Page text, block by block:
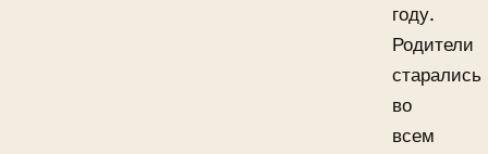
году.
Родители
старались
во
всем